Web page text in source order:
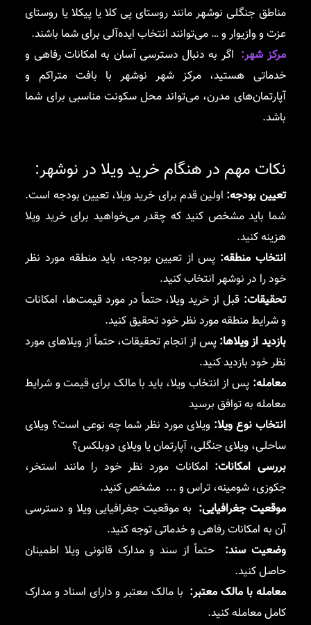
مناطق جنگلی نوشهر مانند روستای پی کلا یا پیکلا یا روستای
عزت و وازیوار و … می‌توانند انتخاب ایده‌آلی برای شما باشند.
مرکز شهر: اگر به دنبال دسترسی آسان به امکانات رفاهی و
خدماتی هستید، مرکز شهر نوشهر با بافت متراکم و
آپارتمان‌های مدرن، می‌تواند محل سکونت مناسبی برای شما
باشد.
نکات مهم در هنگام خرید ویلا در نوشهر:
تعیین بودجه: اولین قدم برای خرید ویلا، تعیین بودجه است.
شما باید مشخص کنید که چقدر می‌خواهید برای خرید ویلا
هزینه کنید.
انتخاب منطقه: پس از تعیین بودجه، باید منطقه مورد نظر
خود را در نوشهر انتخاب کنید.
تحقیقات: قبل از خرید ویلا، حتماً در مورد قیمت‌ها، امکانات
و شرایط منطقه مورد نظر خود تحقیق کنید.
بازدید از ویلاها: پس از انجام تحقیقات، حتماً از ویلاهای مورد
نظر خود بازدید کنید.
معامله: پس از انتخاب ویلا، باید با مالک برای قیمت و شرایط
معامله به توافق برسید
انتخاب نوع ویلا: ویلای مورد نظر شما چه نوعی است؟ ویلای
ساحلی، ویلای جنگلی، آپارتمان یا ویلای دوبلکس؟
بررسی امکانات: امکانات مورد نظر خود را مانند استخر،
جکوزی، شومینه، تراس و ... مشخص کنید.
موقعیت جغرافیایی: به موقعیت جغرافیایی ویلا و دسترسی
آن به امکانات رفاهی و خدماتی توجه کنید.
وضعیت سند: حتماً از سند و مدارک قانونی ویلا اطمینان
حاصل کنید.
معامله با مالک معتبر: با مالک معتبر و دارای اسناد و مدارک
کامل معامله کنید.